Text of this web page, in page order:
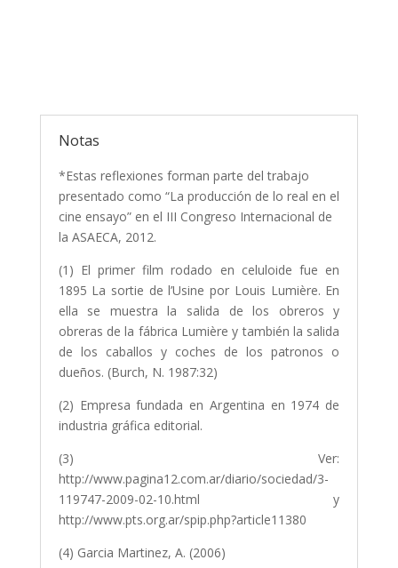
Notas
*Estas reflexiones forman parte del trabajo
presentado como “La producción de lo real en el
cine ensayo” en el III Congreso Internacional de
la ASAECA, 2012.
(1) El primer film rodado en celuloide fue en
1895 La sortie de l’Usine por Louis Lumière. En
ella se muestra la salida de los obreros y
obreras de la fábrica Lumière y también la salida
de los caballos y coches de los patronos o
dueños. (Burch, N. 1987:32)
(2) Empresa fundada en Argentina en 1974 de
industria gráfica editorial.
(3) Ver:
http://www.pagina12.com.ar/diario/sociedad/3-
119747-2009-02-10.html y
http://www.pts.org.ar/spip.php?article11380
(4) Garcia Martinez, A. (2006)